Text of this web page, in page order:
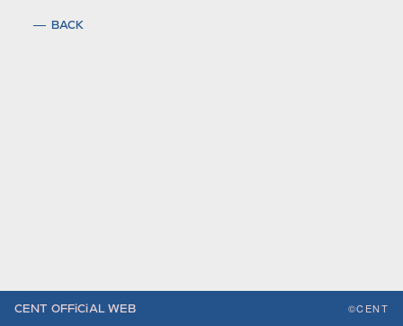
BACK
CENT OFFiCiAL WEB ©CENT